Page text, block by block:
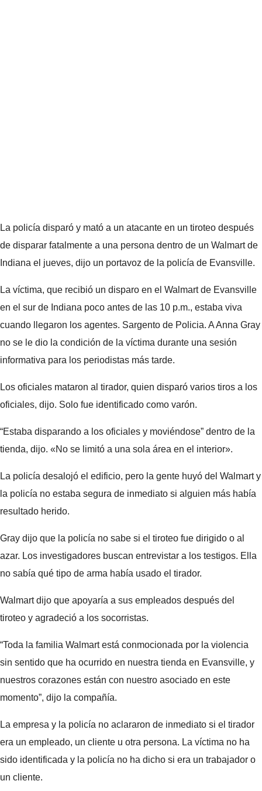
La policía disparó y mató a un atacante en un tiroteo después
de disparar fatalmente a una persona dentro de un Walmart de
Indiana el jueves, dijo un portavoz de la policía de Evansville.
La víctima, que recibió un disparo en el Walmart de Evansville
en el sur de Indiana poco antes de las 10 p.m., estaba viva
cuando llegaron los agentes. Sargento de Policia. A Anna Gray
no se le dio la condición de la víctima durante una sesión
informativa para los periodistas más tarde.
Los oficiales mataron al tirador, quien disparó varios tiros a los
oficiales, dijo. Solo fue identificado como varón.
“Estaba disparando a los oficiales y moviéndose” dentro de la
tienda, dijo. «No se limitó a una sola área en el interior».
La policía desalojó el edificio, pero la gente huyó del Walmart y
la policía no estaba segura de inmediato si alguien más había
resultado herido.
Gray dijo que la policía no sabe si el tiroteo fue dirigido o al
azar. Los investigadores buscan entrevistar a los testigos. Ella
no sabía qué tipo de arma había usado el tirador.
Walmart dijo que apoyaría a sus empleados después del
tiroteo y agradeció a los socorristas.
“Toda la familia Walmart está conmocionada por la violencia
sin sentido que ha ocurrido en nuestra tienda en Evansville, y
nuestros corazones están con nuestro asociado en este
momento”, dijo la compañía.
La empresa y la policía no aclararon de inmediato si el tirador
era un empleado, un cliente u otra persona. La víctima no ha
sido identificada y la policía no ha dicho si era un trabajador o
un cliente.